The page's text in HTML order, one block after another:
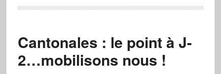
Cantonales : le point à J-
2…mobilisons nous !